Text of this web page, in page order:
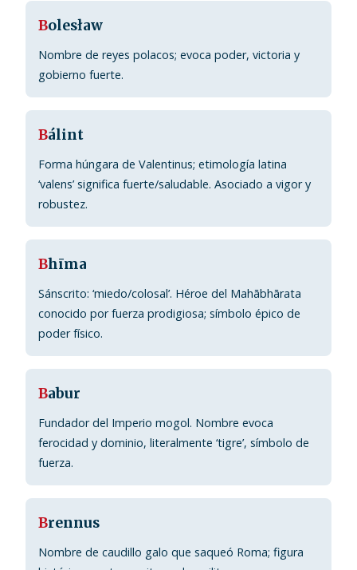
Bolesław
Nombre de reyes polacos; evoca poder, victoria y
gobierno fuerte.
Bálint
Forma húngara de Valentinus; etimología latina
‘valens’ significa fuerte/saludable. Asociado a vigor y
robustez.
Bhīma
Sánscrito: ‘miedo/colosal’. Héroe del Mahābhārata
conocido por fuerza prodigiosa; símbolo épico de
poder físico.
Babur
Fundador del Imperio mogol. Nombre evoca
ferocidad y dominio, literalmente ‘tigre’, símbolo de
fuerza.
Brennus
Nombre de caudillo galo que saqueó Roma; figura